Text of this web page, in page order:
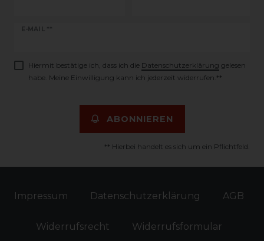
E-MAIL **
Newsletter
Hiermit bestätige ich, dass ich die Daten­schutz­erklärung gelesen
habe. Meine Einwilligung kann ich jederzeit widerrufen.**
ABONNIEREN
** Hierbei handelt es sich um ein Pflichtfeld.
Impressum Daten­schutz­erklärung AGB
Widerrufs­recht Widerrufs­formular